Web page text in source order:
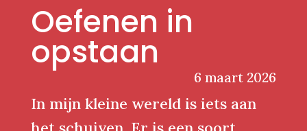
Oefenen in
opstaan
6 maart 2026
In mijn kleine wereld is iets aan